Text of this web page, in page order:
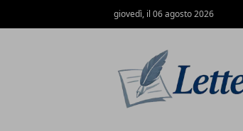
giovedì, il 06 agosto 2026